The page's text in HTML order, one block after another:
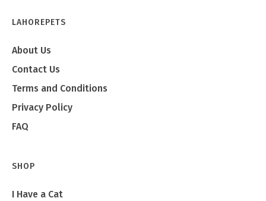
LAHOREPETS
About Us
Contact Us
Terms and Conditions
Privacy Policy
FAQ
SHOP
I Have a Cat